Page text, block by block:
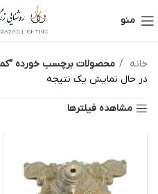
منو
خانه
محصولات برچسب خورده “کمتر از 10 عدد
در حال نمایش یک نتیجه
مشاهده فیلترها